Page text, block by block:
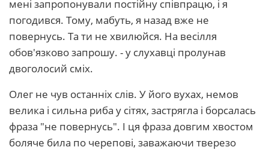
мені запропонували постійну співпрацю, і я
погодився. Тому, мабуть, я назад вже не
повернусь. Та ти не хвилюйся. На весілля
обов'язково запрошу. - у слухавці пролунав
двоголосий сміх.
Олег не чув останніх слів. У його вухах, немов
велика і сильна риба у сітях, застрягла і борсалась
фраза "не повернусь". І ця фраза довгим хвостом
боляче била по черепові, заважаючи тверезо